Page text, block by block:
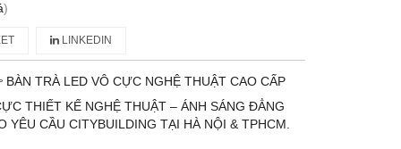
)
LINKEDIN
BÀN TRÀ LED VÔ CỰC NGHỆ THUẬT CAO CẤP
THIẾT KẾ NGHỆ THUẬT – ÁNH SÁNG ĐẲNG
YÊU CẦU CITYBUILDING TẠI HÀ NỘI & TPHCM.